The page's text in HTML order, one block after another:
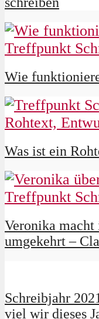
Wie
Was ist ein
Veronika
umgekehrt –
Schreibjahr
viel wir dieses